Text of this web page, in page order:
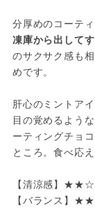
分厚めのコーテ
凍庫から出して
のサクサク感も
めです。
肝心のミントア
目の覚めるよう
ーティングチョ
ところ。食べ応
【清涼感】★★☆
【バランス】